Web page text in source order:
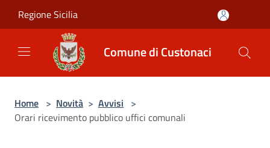
Regione Sicilia
Comune di Custonaci
Home > Novità > Avvisi >
Orari ricevimento pubblico uffici comunali